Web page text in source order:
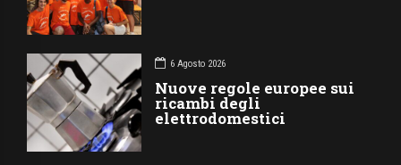
6 Agosto 2026
Nuove regole europee sui
ricambi degli
elettrodomestici